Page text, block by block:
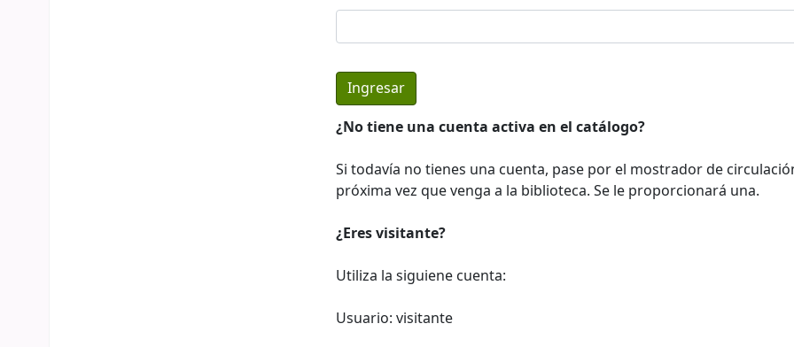
¿No tiene una cuenta activa en el catálogo?
Si todavía no tienes una cuenta, pase por el mostrador de
próxima vez que venga a la biblioteca. Se le proporcionará una.
¿Eres visitante?
Utiliza la siguiene cuenta:
Usuario: visitante